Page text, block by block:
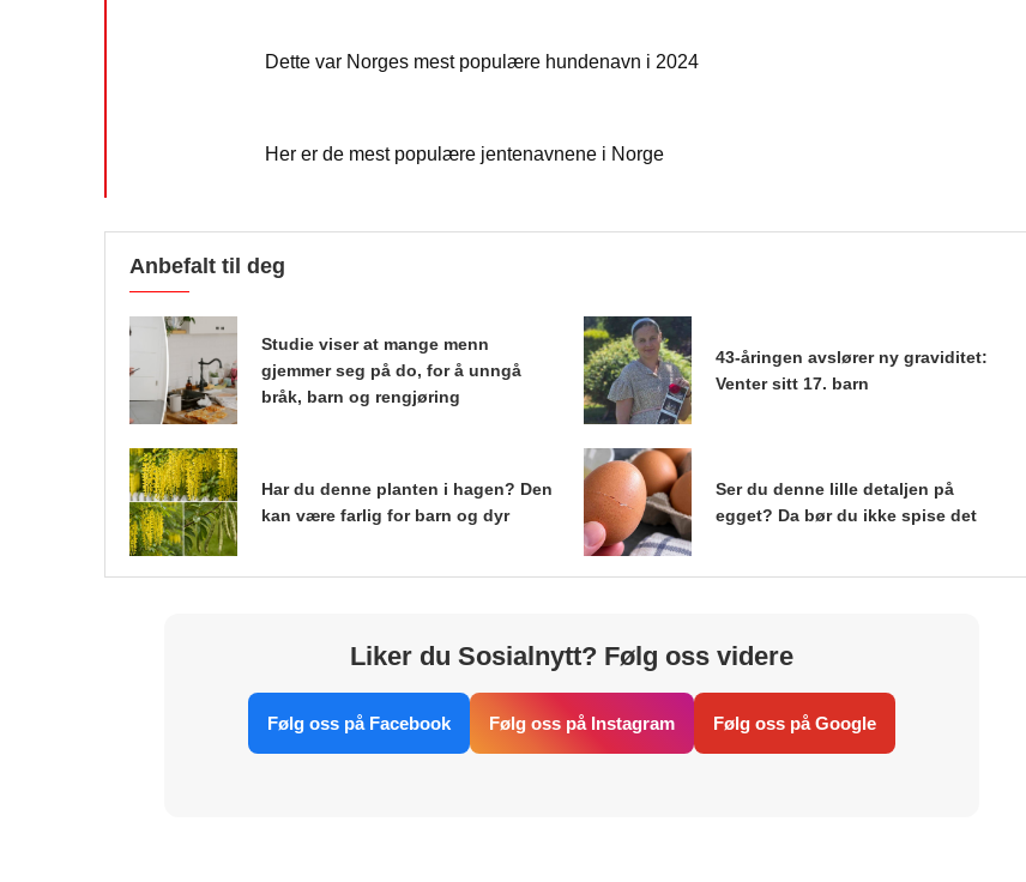
Dette var Norges mest populære hundenavn i 2024
Her er de mest populære jentenavnene i Norge
Anbefalt til deg
Studie viser at mange menn
gjemmer seg på do, for å unngå
bråk, barn og rengjøring
43-åringen avslører ny graviditet:
Venter sitt 17. barn
Har du denne planten i hagen? Den
kan være farlig for barn og dyr
Ser du denne lille detaljen på
egget? Da bør du ikke spise det
Liker du Sosialnytt? Følg oss videre
Følg oss på Facebook Følg oss på Instagram Følg oss på Google